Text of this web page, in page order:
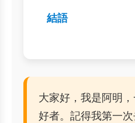
結語
大家好，我是阿明
好者。記得我第一